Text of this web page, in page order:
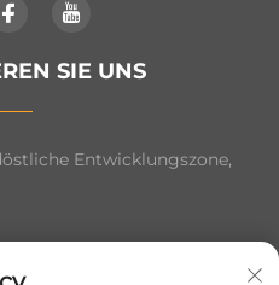
SIE UNS
Entwicklungszone,